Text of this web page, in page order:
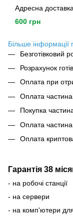
Адресна
600 грн
Більше інформації
Безготівковий
Розрахунок
Оплата при
Оплата
Покупка
Оплата
Оплата
Гарантія 38
- на робочі станції
- на сервери
- на комп'ютери